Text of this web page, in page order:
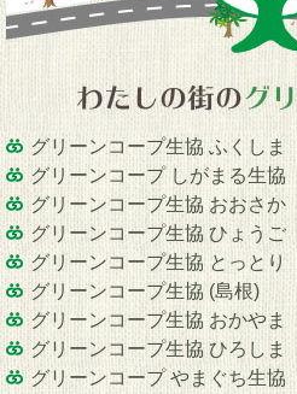
グリーンコープ生協 ふくしま
グリーンコープ しがまる生協
グリーンコープ生協 おおさか
グリーンコープ生協 ひょうご
グリーンコープ生協 とっとり
グリーンコープ生協 (島根)
グリーンコープ生協 おかやま
グリーンコープ生協 ひろしま
グリーンコープ やまぐち生協